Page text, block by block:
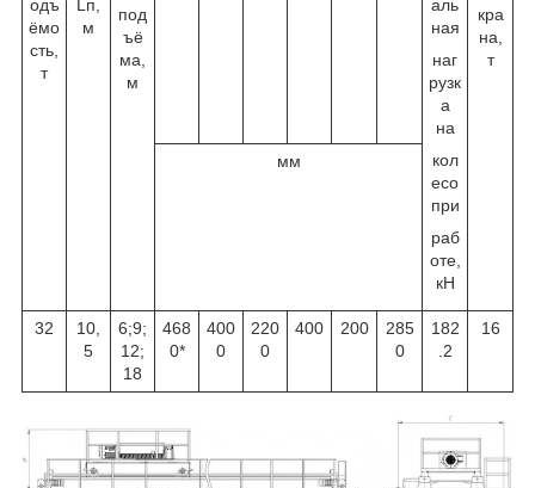
одъ
ёмо
сть,
т
Lп,
м
под
ъё
ма,
м
аль
ная
наг
рузк
а
на
кол
есо
при
раб
оте,
кН
кра
на,
т
мм
32
10,
5
6;9;
12;
18
468
0*
400
0
220
0
400 200
285
0
182
.2
16